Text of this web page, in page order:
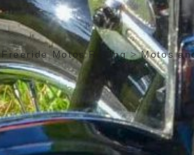
Freeride Motos Racing>Motos